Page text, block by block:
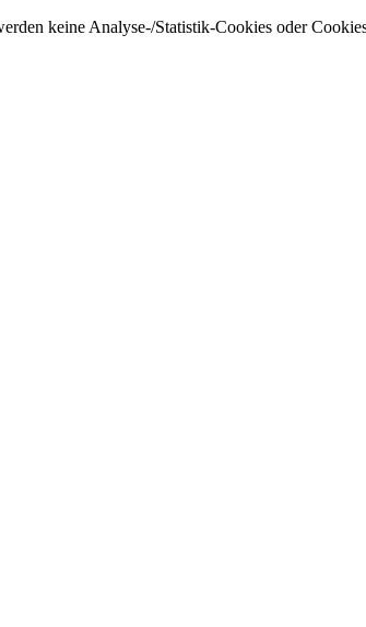
keine Analyse-/Statistik-Cookies oder